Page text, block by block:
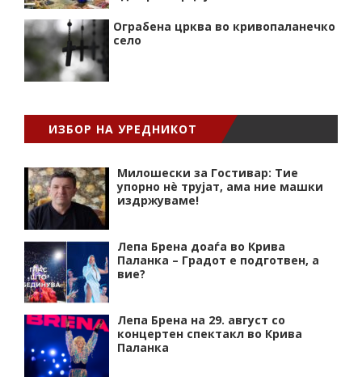
Ограбена црква во кривопаланечко
село
ИЗБОР НА УРЕДНИКОТ
Милошески за Гостивар: Тие
упорно нѐ трујат, ама ние машки
издржуваме!
Лепа Брена доаѓа во Крива
Паланка – Градот е подготвен, а
вие?
Лепа Брена на 29. август со
концертен спектакл во Крива
Паланка